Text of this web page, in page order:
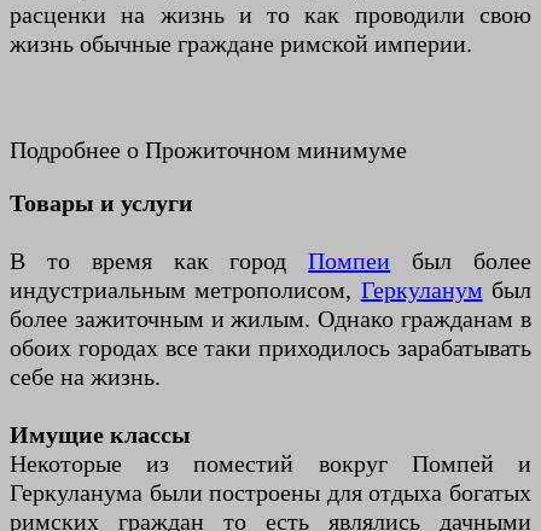
расценки на жизнь и то как проводили свою
жизнь обычные граждане римской империи.
Подробнее о Прожиточном минимуме
Товары и услуги
В то время как городПомпеи был более
индустриальным метрополисом, Геркуланум был
более зажиточным и жилым. Однако гражданам в
обоих городах все таки приходилось зарабатывать
себе на жизнь.
Имущие классы
Некоторые из поместий вокруг Помпей и
Геркуланума были построены для отдыха богатых
римских граждан то есть являлись дачными